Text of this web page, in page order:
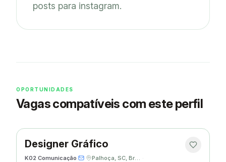
posts para instagram.
OPORTUNIDADES
Vagas compatíveis com este perfil
Designer Gráfico
K02 Comunicação· · Palhoça, SC, Brasil ·